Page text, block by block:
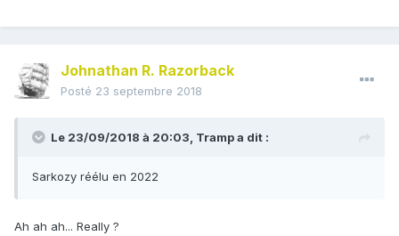
Johnathan R. Razorback
Posté 23 septembre 2018
Le 23/09/2018 à 20:03, Trampa dit :
Sarkozy réélu en 2022
Ah ah ah... Really ?